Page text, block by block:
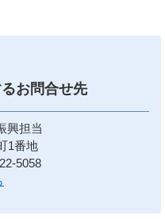
お問合せ先
興担当
1番地
5058